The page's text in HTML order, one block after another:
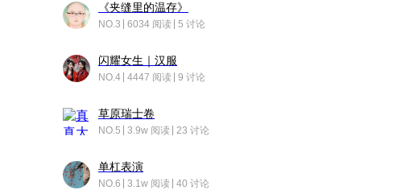
《夹缝里的温存》
NO.3 6034 阅读 5 讨论
闪耀女生｜汉服
NO.4 4447 阅读 9 讨论
草原瑞士卷
NO.5 3.9w 阅读 23 讨论
单杠表演
NO.6 3.1w 阅读 40 讨论